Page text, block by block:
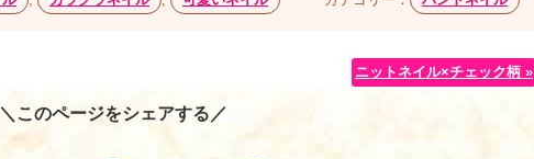
ニットネイル×チェック柄 »
＼このページをシェアする／